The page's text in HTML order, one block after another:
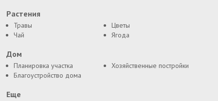
Растения
Травы
Цветы
Чай
Ягода
Дом
Планировка участка
Хозяйственные постройки
Благоустройство дома
Еще